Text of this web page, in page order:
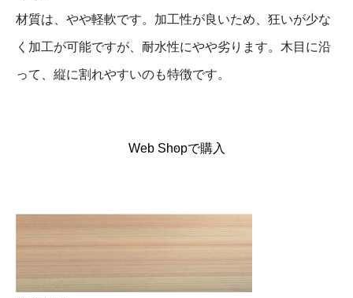
材質は、やや軽軟です。加工性が良いため、狂いが少な
く加工が可能ですが、耐水性にやや劣ります。木目に沿
って、縦に割れやすいのも特徴です。
Web Shopで購入